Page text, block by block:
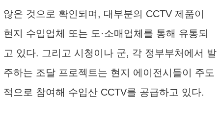
않은 것으로 확인되며, 대부분의 CCTV 제품이
현지 수입업체 또는 도·소매업체를 통해 유통되
고 있다. 그리고 시청이나 군, 각 정부부처에서 발
주하는 조달 프로젝트는 현지 에이전시들이 주도
적으로 참여해 수입산 CCTV를 공급하고 있다.